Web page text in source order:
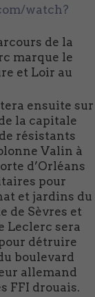
watch?
de la
marque le
et Loir au
ensuite sur
la capitale
résistants
Valin à
d’Orléans
pour
et jardins du
de Sèvres et
Leclerc sera
détruire
boulevard
allemand
FFI drouais.